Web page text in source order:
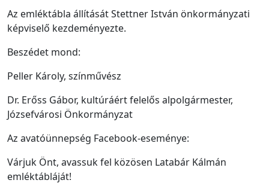
Az emléktábla állítását Stettner István önkormányzati
képviselő kezdeményezte.
Beszédet mond:
Peller Károly, színművész
Dr. Erőss Gábor, kultúráért felelős alpolgármester,
Józsefvárosi Önkormányzat
Az avatóünnepség Facebook-eseménye:
Várjuk Önt, avassuk fel közösen Latabár Kálmán
emléktábláját!